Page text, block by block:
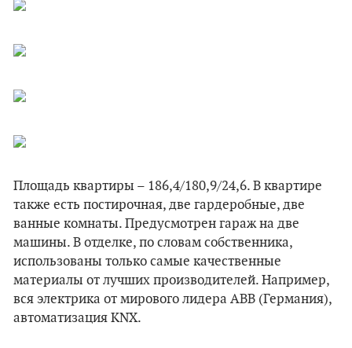
Площадь квартиры – 186,4/180,9/24,6. В квартире
также есть постирочная, две гардеробные, две
ванные комнаты. Предусмотрен гараж на две
машины. В отделке, по словам собственника,
использованы только самые качественные
материалы от лучших производителей. Например,
вся электрика от мирового лидера ABB (Германия),
автоматизация KNX.